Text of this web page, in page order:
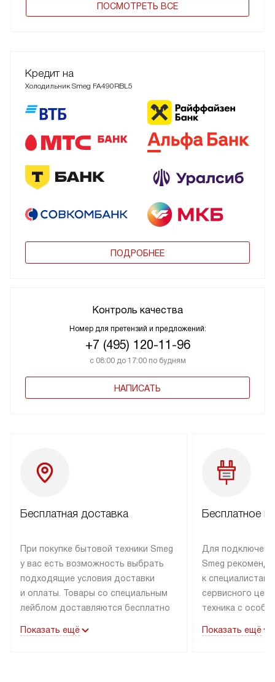
ПОCМОТРЕТЬ ВСЕ
Кредит на
Холодильник Smeg FA490RBL5
ПОДРОБНЕЕ
Контроль качества
Номер для претензий и предложений:
+7 (495) 120-11-96
с 08:00 до 17:00 по будням
НАПИСАТЬ
Бесплатная доставка
При покупке бытовой техники Smeg
у вас есть возможность выбрать
подходящие условия доставки
и оплаты. Товары со специальным
лейблом доставляются бесплатно
до подъезда. Доставка за пределы
Показать ещё
Бесплатное
Для
Smeg
к специалистам
сервисного
техника с
коммуникациям.
Показать ещё